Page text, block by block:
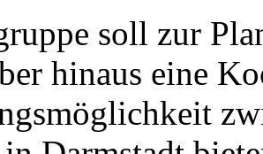
soll zur
hinaus eine